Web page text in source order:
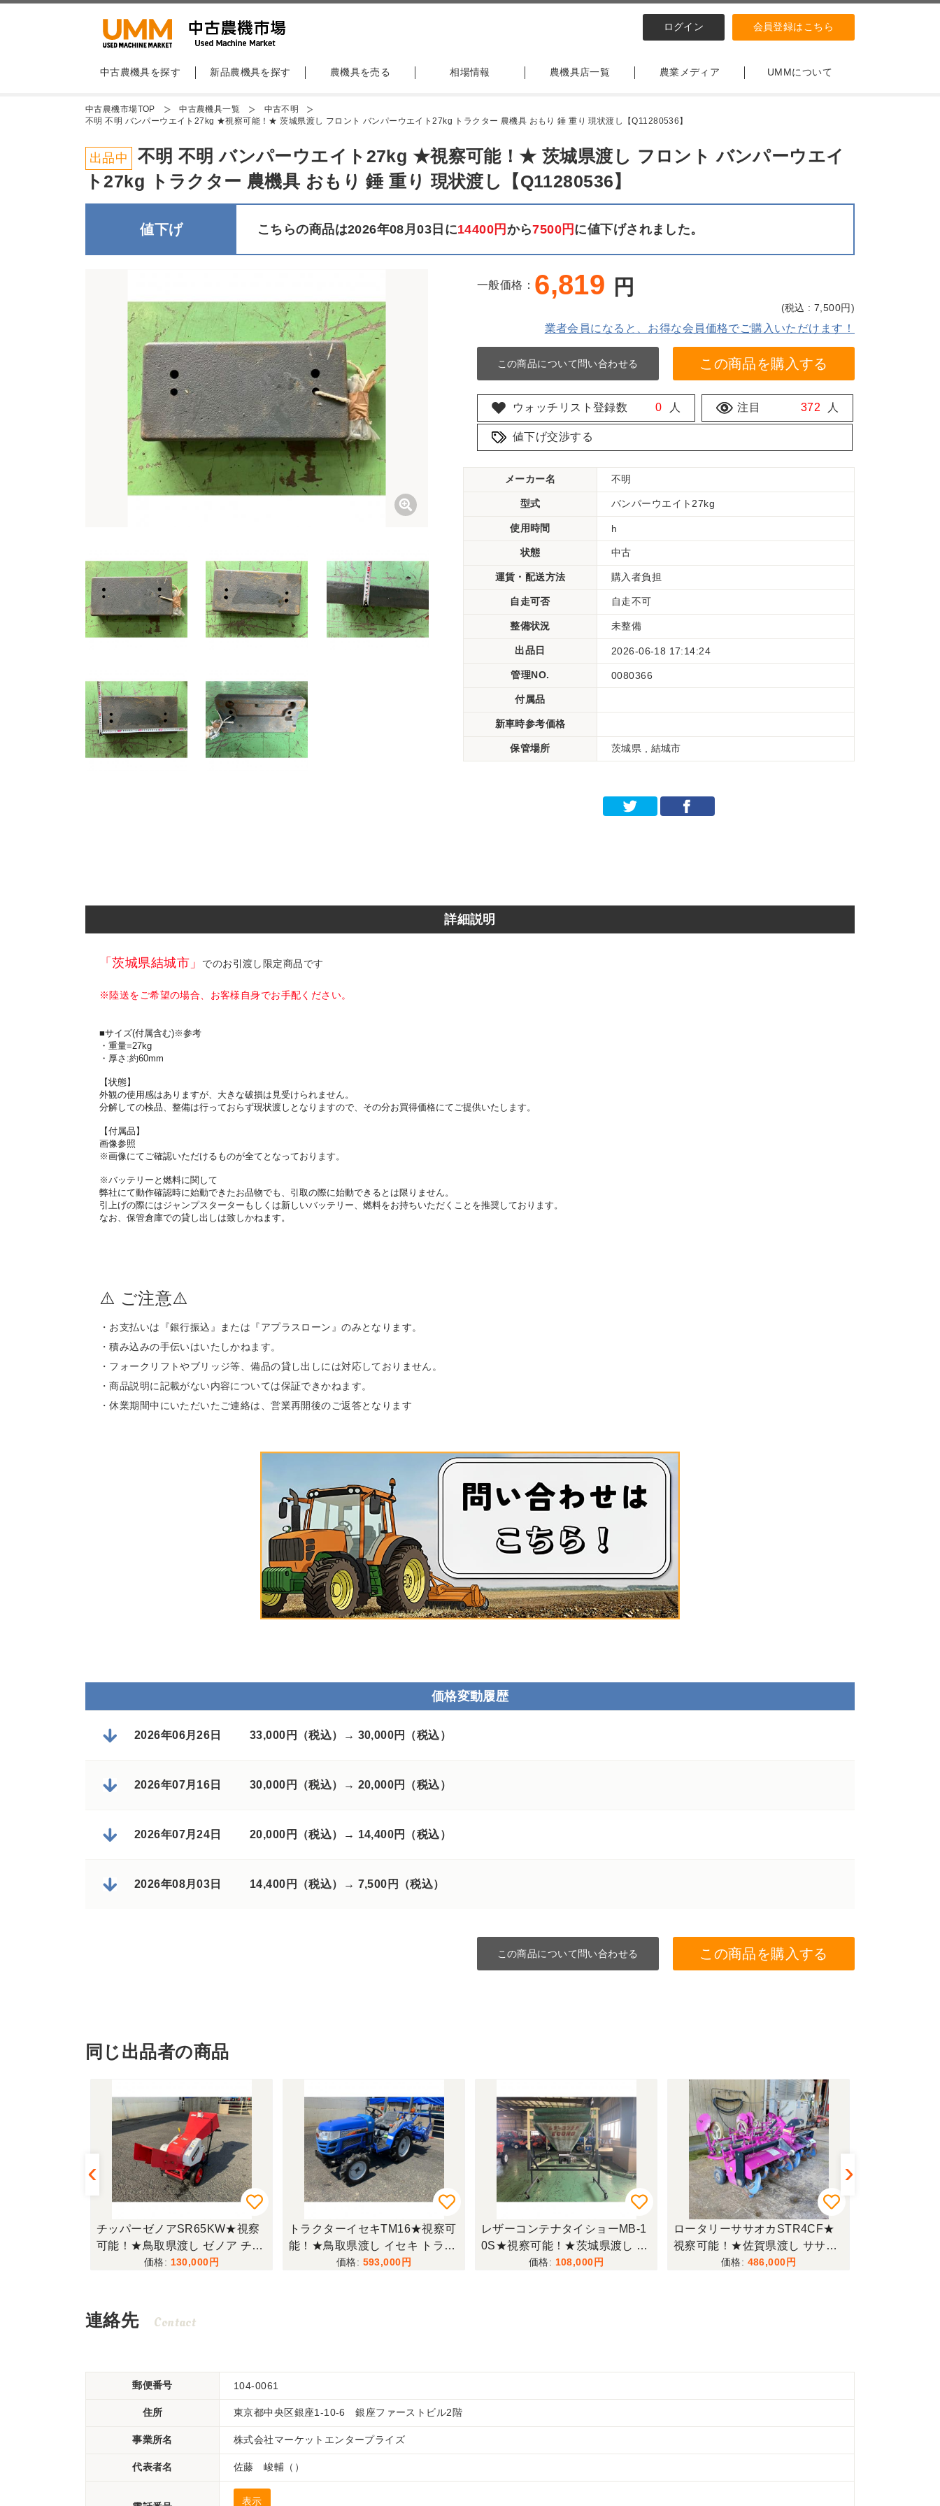
ログイン 会員登録はこちら
中古農機具を探す 新品農機具を探す 農機具を売る 相場情報 農機具店一覧 農業メディア UMMについて
中古農機市場TOP 中古農機具一覧
中古不明
不明 不明 バンパーウエイト27kg ★視察可能！★ 茨城県渡し フロント バンパーウエイト27kg トラクター 農機具 おもり 錘 重り 現状渡し【Q11280536】
出品中
不明 不明 バンパーウエイト27kg ★視察可能！★ 茨城県渡し フロント バンパーウエイ
ト27kg トラクター 農機具 おもり 錘 重り 現状渡し【Q11280536】
値下げ こちらの商品は2026年08月03日に14400円 から7500円 に値下げされました。
一般価格： 6,819 円
(税込 : 7,500円)
業者会員になると、お得な会員価格でご購入いただけます！
この商品について問い合わせる この商品を購入する
ウォッチリスト登録数 0 人 注目 372 人
値下げ交渉する
メーカー名 不明
型式 バンパーウエイト27kg
使用時間 h
状態 中古
運賃・配送方法 購入者負担
自走可否 自走不可
整備状況 未整備
出品日 2026-06-18 17:14:24
管理NO. 0080366
付属品
新車時参考価格
保管場所 茨城県 , 結城市
詳細説明
「茨城県結城市」 でのお引渡し限定商品です
※陸送をご希望の場合、お客様自身でお手配ください。
■サイズ(付属含む)※参考
・重量=27kg
・厚さ:約60mm
【状態】
外観の使用感はありますが、大きな破損は見受けられません。
分解しての検品、整備は行っておらず現状渡しとなりますので、その分お買得価格にてご提供いたします。
【付属品】
画像参照
※画像にてご確認いただけるものが全てとなっております。
※バッテリーと燃料に関して
弊社にて動作確認時に始動できたお品物でも、引取の際に始動できるとは限りません。
引上げの際にはジャンプスターターもしくは新しいバッテリー、燃料をお持ちいただくことを推奨しております。
なお、保管倉庫での貸し出しは致しかねます。
⚠️ ご注意⚠️
・お支払いは『銀行振込』または『アプラスローン』のみとなります。
・積み込みの手伝いはいたしかねます。
・フォークリフトやブリッジ等、備品の貸し出しには対応しておりません。
・商品説明に記載がない内容については保証できかねます。
・休業期間中にいただいたご連絡は、営業再開後のご返答となります
価格変動履歴
2026年06月26日 33,000円（税込）→ 30,000円（税込）
2026年07月16日 30,000円（税込）→ 20,000円（税込）
2026年07月24日 20,000円（税込）→ 14,400円（税込）
2026年08月03日 14,400円（税込）→ 7,500円（税込）
この商品について問い合わせる この商品を購入する
同じ出品者の商品
チッパーゼノアSR65KW★視察
可能！★鳥取県渡し ゼノア チッ
パー SR65KW ガソリン シュレ
130,000
トラクターイセキTM16★視察可
能！★鳥取県渡し イセキ トラク
ター TM16 16馬力 624h パワス
593,000
レザーコンテナタイショーMB-1
0S★視察可能！★茨城県渡し タ
イショー レザーコンテナ MB-10
108,000
ロータリーササオカSTR4CF★
視察可能！★佐賀県渡し ササオ
カ マルチ STR4CF 2畔成形マル
486,000
連絡先 Contact
郵便番号 104-0061
住所 東京都中央区銀座1-10-6 銀座ファーストビル2階
事業所名 株式会社マーケットエンタープライズ
代表者名 佐藤 峻輔（）
表示